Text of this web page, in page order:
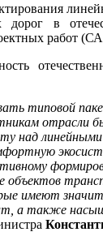
дорог в
работ
типовой
отрасли
над
объектов
имеют
а также